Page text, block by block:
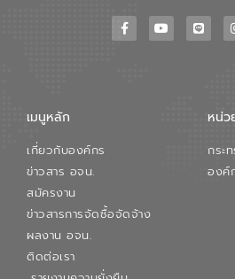
เมนูหลัก
เกี่ยวกับองค์กร
ข่าวสาร อจน.
สมัครงาน
ข่าวสารการจัดซื้อจัดจ้าง
ผลงาน อจน.
ติดต่อเรา
หน่ว
กระ
องค์